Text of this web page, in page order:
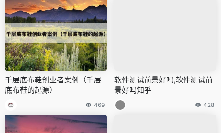
千层底布鞋创业者案例（千层
底布鞋的起源）
469
软件测试前景好吗,软件测试前
景好吗知乎
428